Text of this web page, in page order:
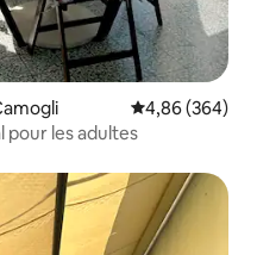
Évaluation
4,86 (364)
pour les adultes